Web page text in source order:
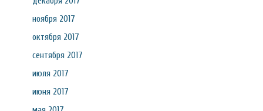
ноября 2017
октября 2017
сентября 2017
июля 2017
июня 2017